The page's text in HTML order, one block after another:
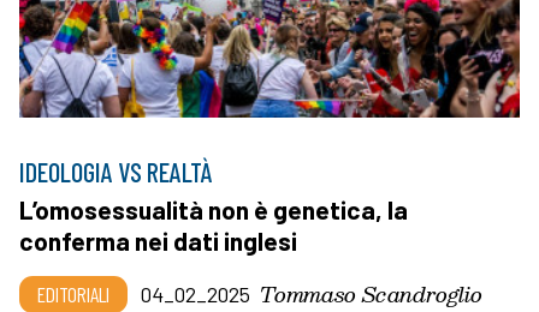
IDEOLOGIA VS REALTÀ
L’omosessualità non è genetica, la
conferma nei dati inglesi
EDITORIALI 04_02_2025 Tommaso Scandroglio